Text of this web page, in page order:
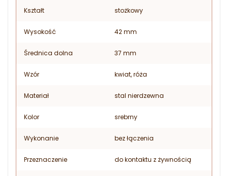
Kształt stożkowy
Wysokość 42 mm
Średnica dolna 37 mm
Wzór kwiat, róża
Materiał stal nierdzewna
Kolor srebrny
Wykonanie bez łączenia
Przeznaczenie do kontaktu z żywnością